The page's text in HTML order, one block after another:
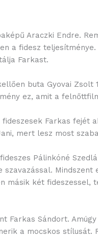
Araczki Endre.
a fidesz
Farkast.
buta Gyovai Zsolt
ez, amit a
Farkas fejét
mert lesz most
Pálinkóné
másik két fideszessel,
Sándort.
a mocskos